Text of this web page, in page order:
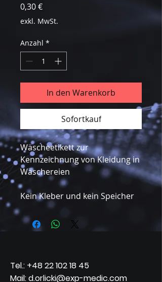
0,30 €Preis
exkl. MwSt.
Anzahl *
In den Warenkorb
Sofortkauf
Wäscheetikett zur
Kennzeichnung von Kleidung in
Wäschereien
Kein Kleber und kein Speicher
Tel.: +48 22 102 18 45
Mail: d.orlicki@exp-medic.com